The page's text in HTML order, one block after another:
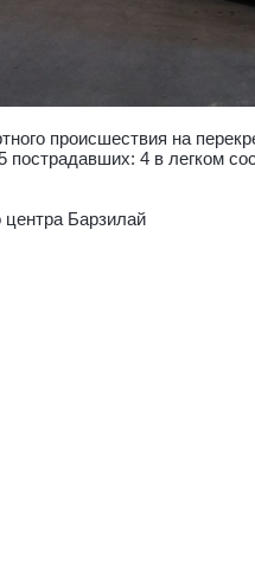
происшествия на
4 в легком
Барзилай